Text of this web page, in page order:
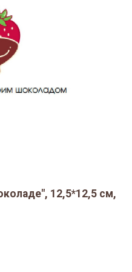
12,5*12,5 см,